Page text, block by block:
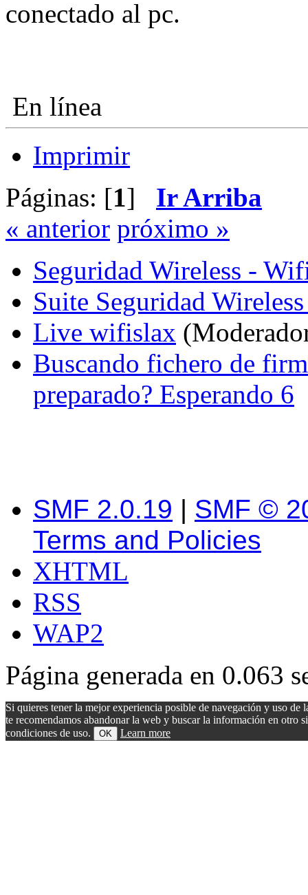
conectado al pc.
En línea
Imprimir
Páginas: [1] Ir Arriba
« anterior próximo »
Seguridad Wireless -
Suite Seguridad
Live wifislax
Buscando fichero de
preparado? Esperando 6
SMF 2.0.19 | SMF ©
Terms and Policies
XHTML
RSS
WAP2
Página generada en 0.063
Si quieres tener la mejor experiencia posible de navegación y uso
te recomendamos abandonar la web y buscar la información en otro
condiciones de uso.
OK Learn more